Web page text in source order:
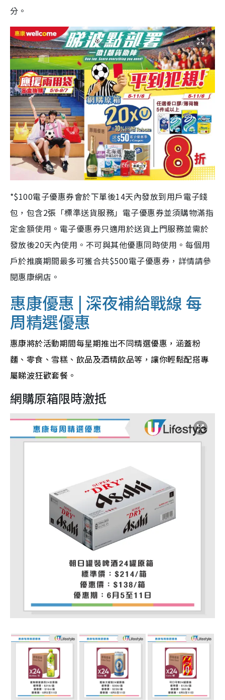
分。
*$100電子優惠券會於下單後14天內發放到用戶電子錢
包，包含2張「標準送貨服務」電子優惠券並須購物滿指
定金額使用。電子優惠券只適用於送貨上門服務並需於
發放後20天內使用。不可與其他優惠同時使用。每個用
戶於推廣期間最多可獲合共$500電子優惠券，詳情請參
閱惠康網店。
惠康優惠 | 深夜補給戰線 每
周精選優惠
惠康將於活動期間每星期推出不同精選優惠，涵蓋粉
麵、零食、雪糕、飲品及酒精飲品等，讓你輕鬆配搭專
屬睇波狂歡套餐。
網購原箱限時激抵